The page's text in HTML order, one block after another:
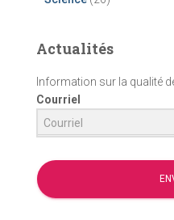
Actualités
Information sur la qualité
Courriel